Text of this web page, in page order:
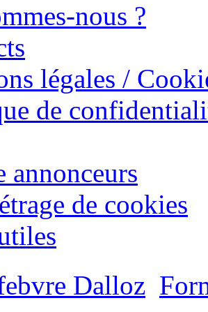
nous ?
légales /
de
annonceurs
de cookies
Dalloz